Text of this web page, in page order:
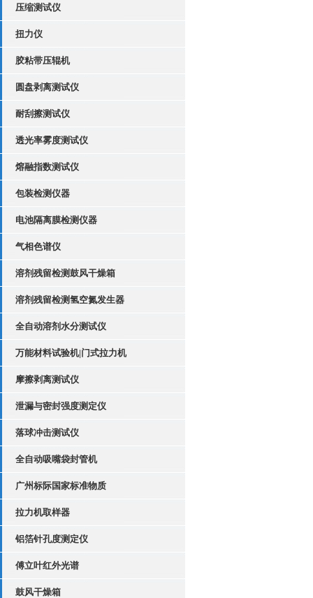
压缩测试仪
扭力仪
胶粘带压辊机
圆盘剥离测试仪
耐刮擦测试仪
透光率雾度测试仪
熔融指数测试仪
包装检测仪器
电池隔离膜检测仪器
气相色谱仪
溶剂残留检测鼓风干燥箱
溶剂残留检测氢空氮发生器
全自动溶剂水分测试仪
万能材料试验机|门式拉力机
摩擦剥离测试仪
泄漏与密封强度测定仪
落球冲击测试仪
全自动吸嘴袋封管机
广州标际国家标准物质
拉力机取样器
铝箔针孔度测定仪
傅立叶红外光谱
鼓风干燥箱